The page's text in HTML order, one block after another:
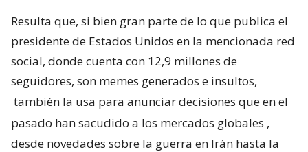
Resulta que, si bien gran parte de lo que publica el
presidente de Estados Unidos en la mencionada red
social, donde cuenta con 12,9 millones de
seguidores, son memes generados e insultos,
también la usa para anunciar decisiones que en el
pasado han sacudido a los mercados globales ,
desde novedades sobre la guerra en Irán hasta la